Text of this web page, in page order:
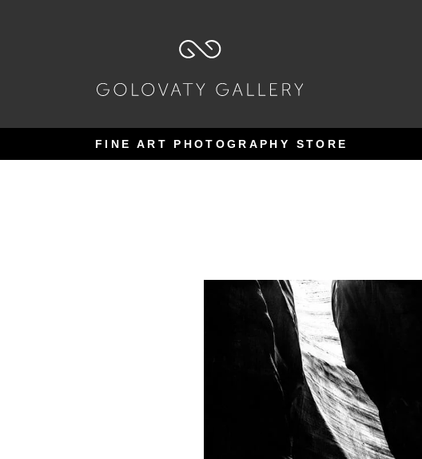
navegação
FINE ART PHOTOGRAPHY STORE